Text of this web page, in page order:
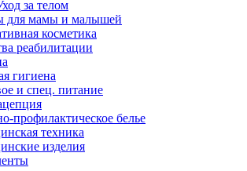
за телом
для мамы и малышей
косметика
реабилитации
гигиена
и спец. питание
профилактическое белье
техника
изделия